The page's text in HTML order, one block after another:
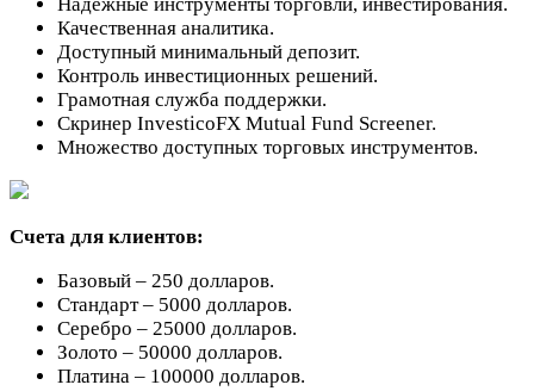
Надежные инструменты торговли, инвестирования.
Качественная аналитика.
Доступный минимальный депозит.
Контроль инвестиционных решений.
Грамотная служба поддержки.
Скринер InvesticoFX Mutual Fund Screener.
Множество доступных торговых инструментов.
Счета для клиентов:
Базовый – 250 долларов.
Стандарт – 5000 долларов.
Серебро – 25000 долларов.
Золото – 50000 долларов.
Платина – 100000 долларов.